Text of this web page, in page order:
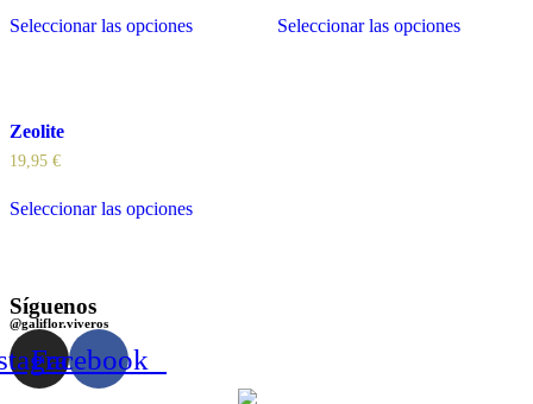
Seleccionar las opciones Seleccionar las opciones
Zeolite
19,95 €
Seleccionar las opciones
Síguenos
@galiflor.viveros
Facebook